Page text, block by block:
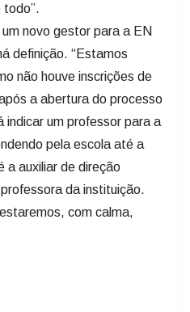
todo”.
novo gestor para a EN
definição. “Estamos
não houve inscrições de
a abertura do processo
um professor para a
pela escola até a
a auxiliar de direção
da instituição.
com calma,